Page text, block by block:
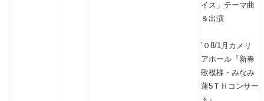
イス」テーマ曲
＆出演
’０8/1月カメリ
アホール『新春
歌模様・みなみ
蓮5ＴＨコンサー